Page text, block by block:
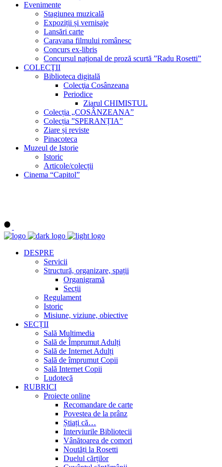
Evenimente
Stagiunea muzicală
Expoziții și vernisaje
Lansări carte
Caravana filmului românesc
Concurs ex-libris
Concursul național de proză scurtă ”Radu Rosetti”
COLECŢII
Biblioteca digitală
Colecţia Cosânzeana
Periodice
Ziarul CHIMISTUL
Colecția „COSÂNZEANA”
Colecția ”SPERANȚIA”
Ziare și reviste
Pinacoteca
Muzeul de Istorie
Istoric
Articole/colecții
Cinema “Capitol”
DESPRE
Servicii
Structură, organizare, spații
Organigramă
Secții
Regulament
Istoric
Misiune, viziune, obiective
SECȚII
Sală Multimedia
Sală de Împrumut Adulți
Sală de Internet Adulți
Sală de împrumut Copii
Sală Internet Copii
Ludotecă
RUBRICI
Proiecte online
Recomandare de carte
Povestea de la prânz
Știați că…
Interviurile Bibliotecii
Vânătoarea de comori
Noutăți la Rosetti
Duelul cărților